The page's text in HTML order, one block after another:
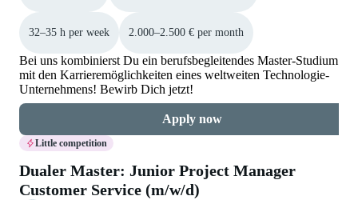
32–35 h per week 2.000–2.500 € per month
Bei uns kombinierst Du ein berufsbegleitendes Master-Studium
mit den Karrieremöglichkeiten eines weltweiten Technologie-
Unternehmens! Bewirb Dich jetzt!
Apply now
Little competition
Dualer Master: Junior Project Manager
Customer Service (m/w/d)